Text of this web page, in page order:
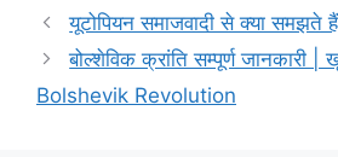
यूटोपियन समाजवादी से क्‍या समझते हैं
बोल्शेविक क्रांति सम्‍पूर्ण जानकारी |
Bolshevik Revolution